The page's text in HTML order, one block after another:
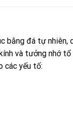
bằng đá tự
và tưởng nhớ
các yếu tố: